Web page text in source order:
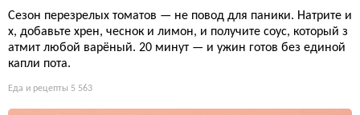
Сезон перезрелых томатов — не повод для паники. Натрите и
х, добавьте хрен, чеснок и лимон, и получите соус, который з
атмит любой варёный. 20 минут — и ужин готов без единой
капли пота.
Еда и рецепты 5 563